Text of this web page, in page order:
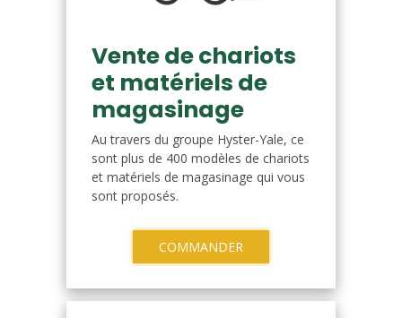
Vente de chariots
et matériels de
magasinage
Au travers du groupe Hyster-Yale, ce
sont plus de 400 modèles de chariots
et matériels de magasinage qui vous
sont proposés.
COMMANDER